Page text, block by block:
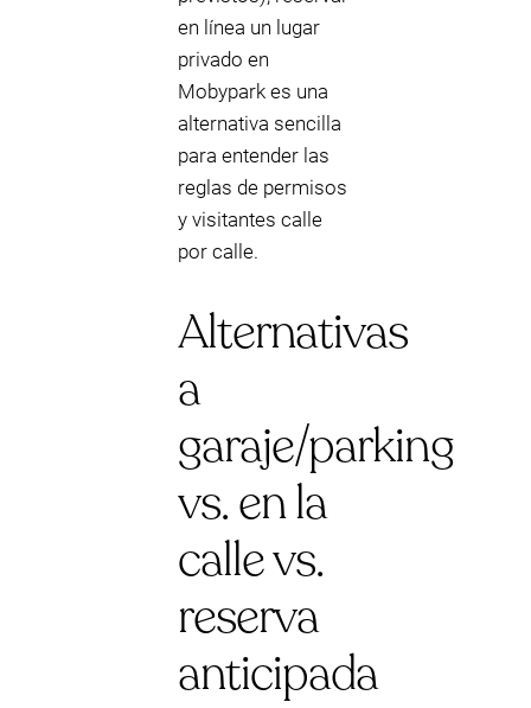
en línea un lugar
privado en
Mobypark es una
alternativa sencilla
para entender las
reglas de permisos
y visitantes calle
por calle.
Alternativas
a
garaje/parking
vs. en la
calle vs.
reserva
anticipada